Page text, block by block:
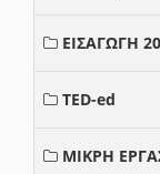
ΕΙΣΑΓΩΓΗ
TED-ed
ΜΙΚΡΗ